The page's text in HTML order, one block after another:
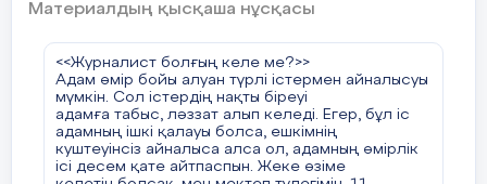
да, шындықты жазамын. «Тәтті өтіріктен,
ащы шындық жақсы» деп бекерге
айтпайды. Қазір жастар көбінесе орыс
тілде сөйлейтіні бәріне мәлім. Олар
көркем әдеби,бәріне бірдей түсінікті емес
тілде мақала оқығысы келетіне
сенімдісіздер ме? Одан қайта жалпыға
Материалдың қысқаша нұсқасы
<<Журналист болғың келе ме?>>
Адам өмір бойы алуан түрлі істермен айналысуы
мүмкін. Сол істердің нақты біреуі
адамға табыс, ләззат алып келеді. Егер, бұл іс
адамның ішкі қалауы болса, ешкімнің
куштеуінсіз айналыса алса ол, адамның өмірлік
ісі десем қате айтпаспын. Жеке өзіме